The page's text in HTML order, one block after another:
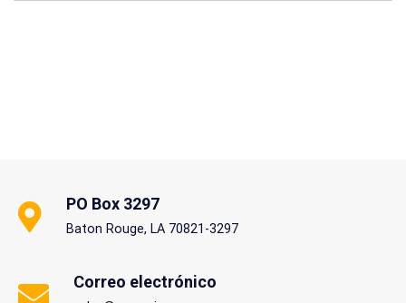
PO Box 3297
Baton Rouge, LA 70821-3297
Correo electrónico